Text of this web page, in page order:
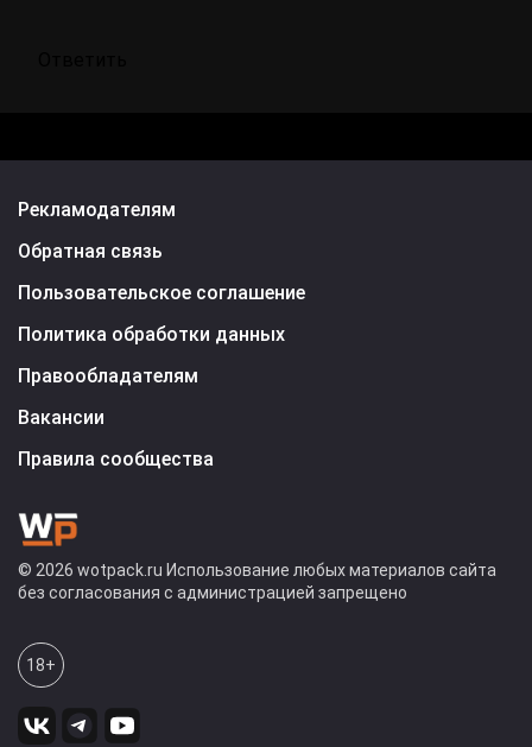
Рекламодателям
Обратная связь
Пользовательское соглашение
Политика обработки данных
Правообладателям
Вакансии
Правила сообщества
© 2026 wotpack.ru Использование любых материалов сайта
без согласования с администрацией запрещено
18+